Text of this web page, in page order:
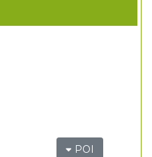
POI